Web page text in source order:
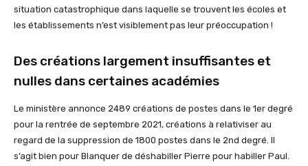
situation catastrophique dans laquelle se trouvent les écoles et
les établissements n’est visiblement pas leur préoccupation !
Des créations largement insuffisantes et
nulles dans certaines académies
Le ministère annonce 2489 créations de postes dans le 1er degré
pour la rentrée de septembre 2021, créations à relativiser au
regard de la suppression de 1800 postes dans le 2nd degré. Il
s’agit bien pour Blanquer de déshabiller Pierre pour habiller Paul.